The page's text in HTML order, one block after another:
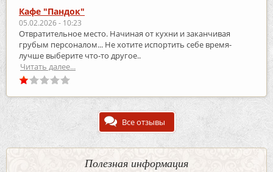
Кафе "Пандок"
05.02.2026 - 10:23
Отвратительное место. Начиная от кухни и заканчивая
грубым персоналом... Не хотите испортить себе время-
лучше выберите что-то другое..
Читать далее...
Все отзывы
Полезная информация